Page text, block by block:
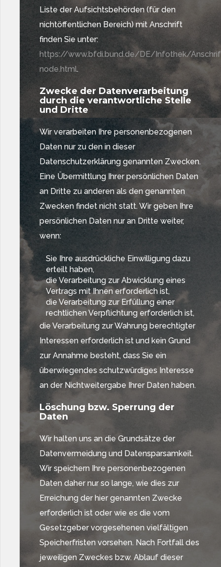
Liste der Aufsichtsbehörden (für den
nichtöffentlichen Bereich) mit Anschrift
finden Sie unter:
https://www.bfdi.bund.de/DE/Infothek/
node.html.
Zwecke der Datenverarbeitung
durch die verantwortliche Stelle
und Dritte
Wir verarbeiten Ihre personenbezogenen
Daten nur zu den in dieser
Datenschutzerklärung genannten Zwecken.
Eine Übermittlung Ihrer persönlichen Daten
an Dritte zu anderen als den genannten
Zwecken findet nicht statt. Wir geben Ihre
persönlichen Daten nur an Dritte weiter,
wenn:
Sie Ihre ausdrückliche Einwilligung dazu
erteilt haben,
die Verarbeitung zur Abwicklung eines
Vertrags mit Ihnen erforderlich ist,
die Verarbeitung zur Erfüllung einer
rechtlichen Verpflichtung erforderlich ist,
die Verarbeitung zur Wahrung berechtigter
Interessen erforderlich ist und kein Grund
zur Annahme besteht, dass Sie ein
überwiegendes schutzwürdiges Interesse
an der Nichtweitergabe Ihrer Daten haben.
Löschung bzw. Sperrung der
Daten
Wir halten uns an die Grundsätze der
Datenvermeidung und Datensparsamkeit.
Wir speichern Ihre personenbezogenen
Daten daher nur so lange, wie dies zur
Erreichung der hier genannten Zwecke
erforderlich ist oder wie es die vom
Gesetzgeber vorgesehenen vielfältigen
Speicherfristen vorsehen. Nach Fortfall des
jeweiligen Zweckes bzw. Ablauf dieser